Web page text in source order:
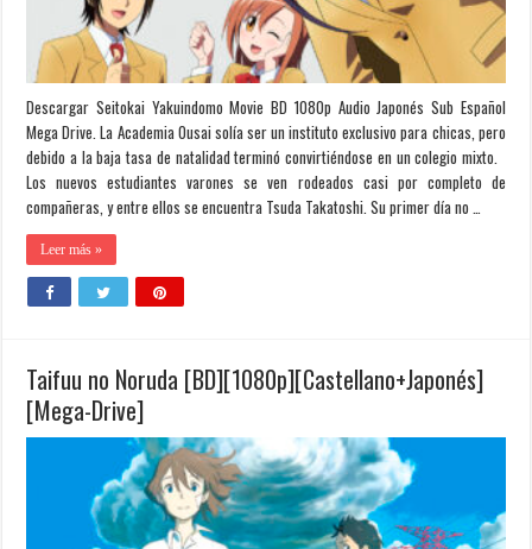
Descargar Seitokai Yakuindomo Movie BD 1080p Audio Japonés Sub Español
Mega Drive. La Academia Ousai solía ser un instituto exclusivo para chicas, pero
debido a la baja tasa de natalidad terminó convirtiéndose en un colegio mixto.
Los nuevos estudiantes varones se ven rodeados casi por completo de
compañeras, y entre ellos se encuentra Tsuda Takatoshi. Su primer día no …
Leer más »
Taifuu no Noruda [BD][1080p][Castellano+Japonés]
[Mega-Drive]